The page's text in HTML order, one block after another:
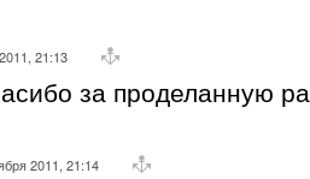
21:13
за проделанную
2011, 21:14